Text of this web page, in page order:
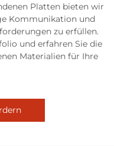
Platten bieten wir
Kommunikation und
zu erfüllen.
und erfahren Sie die
Materialien für Ihre